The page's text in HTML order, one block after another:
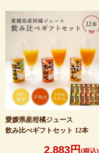
愛媛県産柑橘ジュース
飲み比べギフトセット 12本
2,883円(税込)